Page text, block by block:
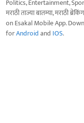
Politics, Entertainment,
मराठी ताज्या बातम्या, मराठी
on Esakal Mobile App.
forAndroidand IOS.